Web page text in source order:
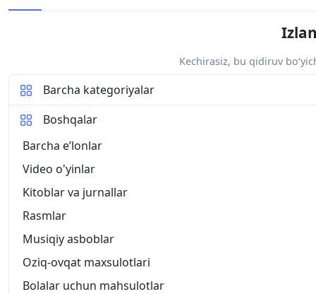
Kechirasiz, bu qidiruv
Barcha kategoriyalar
Boshqalar
Barcha eʼlonlar
Video o'yinlar
Kitoblar va jurnallar
Rasmlar
Musiqiy asboblar
Oziq-ovqat maxsulotlari
Bolalar uchun mahsulotlar